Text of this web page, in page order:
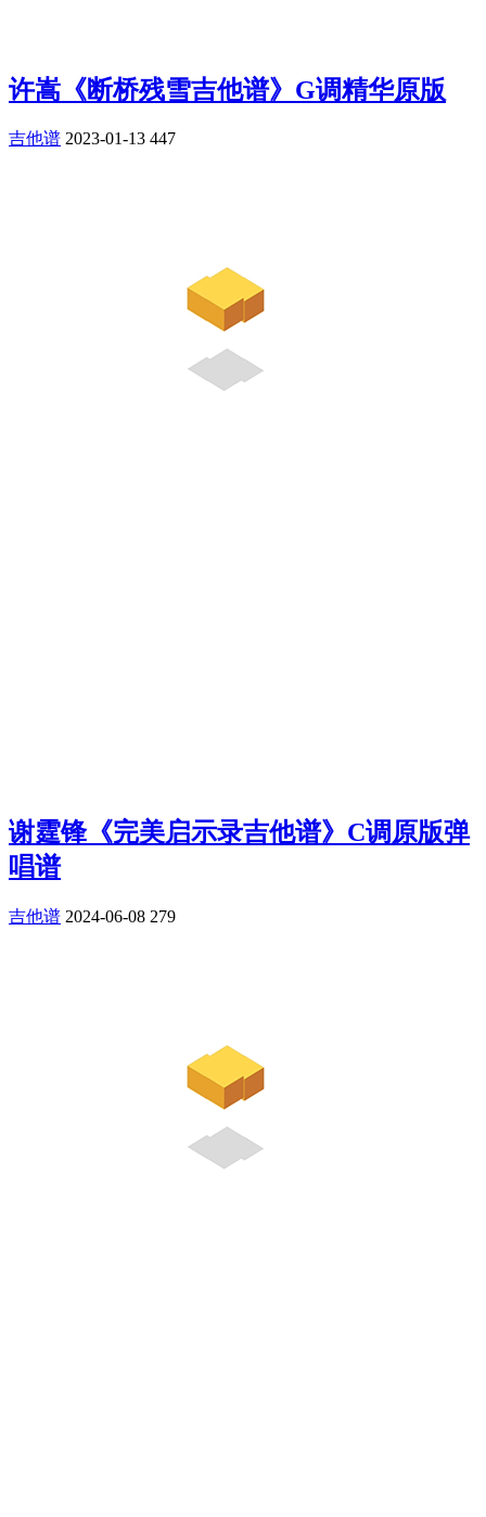
许嵩《断桥残雪吉他谱》G调精华原版
吉他谱 2023-01-13 447
谢霆锋《完美启示录吉他谱》C调原版弹
唱谱
吉他谱 2024-06-08 279